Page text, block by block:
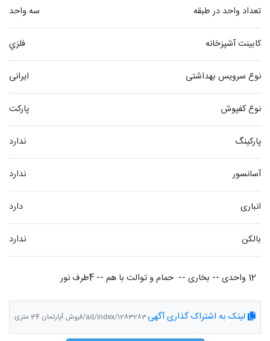
تعداد واحد در طبقه سه واحد
کابینت آشپزخانه فلزي
نوع سرویس بهداشتی ایرانی
نوع کفپوش پاركت
پارکینگ ندارد
آسانسور ندارد
انباری دارد
بالکن ندارد
12 واحدی -- بخاری --  حمام و توالت با هم -- 4طرف نور
لینک به اشتراک گذاری آگهیad/index/1283283/فروش آپارتمان 34 متری